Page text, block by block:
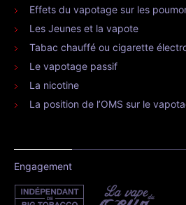
Effets du vapotage sur les
Les Jeunes et la vapote
Tabac chauffé ou cigarette
Le vapotage passif
La nicotine
La position de l’OMS sur le
Engagement